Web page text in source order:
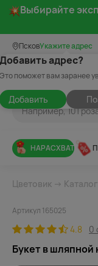
Выбирайте
ПсковУкажите адрес
адрес?
поможет вам заранее
Добавить
НАРАСХВАТ
Цветовик → Каталог
Артикул 165025
4.8 0
Букет в